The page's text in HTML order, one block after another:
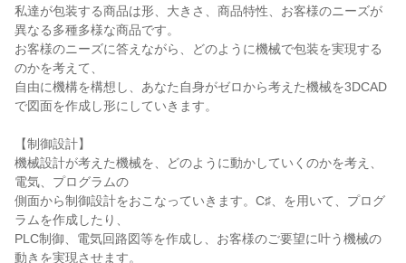
私達が包装する商品は形、大きさ、商品特性、お客様のニーズが
異なる多種多様な商品です。
お客様のニーズに答えながら、どのように機械で包装を実現する
のかを考えて、
自由に機構を構想し、あなた自身がゼロから考えた機械を3DCAD
で図面を作成し形にしていきます。
【制御設計】
機械設計が考えた機械を、どのように動かしていくのかを考え、
電気、プログラムの
側面から制御設計をおこなっていきます。C♯、を用いて、プログ
ラムを作成したり、
PLC制御、電気回路図等を作成し、お客様のご要望に叶う機械の
動きを実現させます。